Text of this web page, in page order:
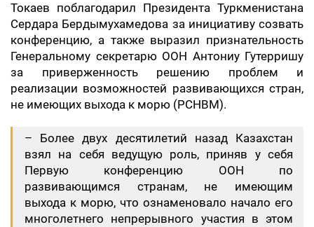
Токаев поблагодарил Президента Туркменистана
Сердара Бердымухамедова за инициативу созвать
конференцию, а также выразил признательность
Генеральному секретарю ООН Антониу Гутерришу
за приверженность решению проблем и
реализации возможностей развивающихся стран,
не имеющих выхода к морю (РСНВМ).
– Более двух десятилетий назад Казахстан
взял на себя ведущую роль, приняв у себя
Первую конференцию ООН по
развивающимся странам, не имеющим
выхода к морю, что ознаменовало начало его
многолетнего непрерывного участия в этом